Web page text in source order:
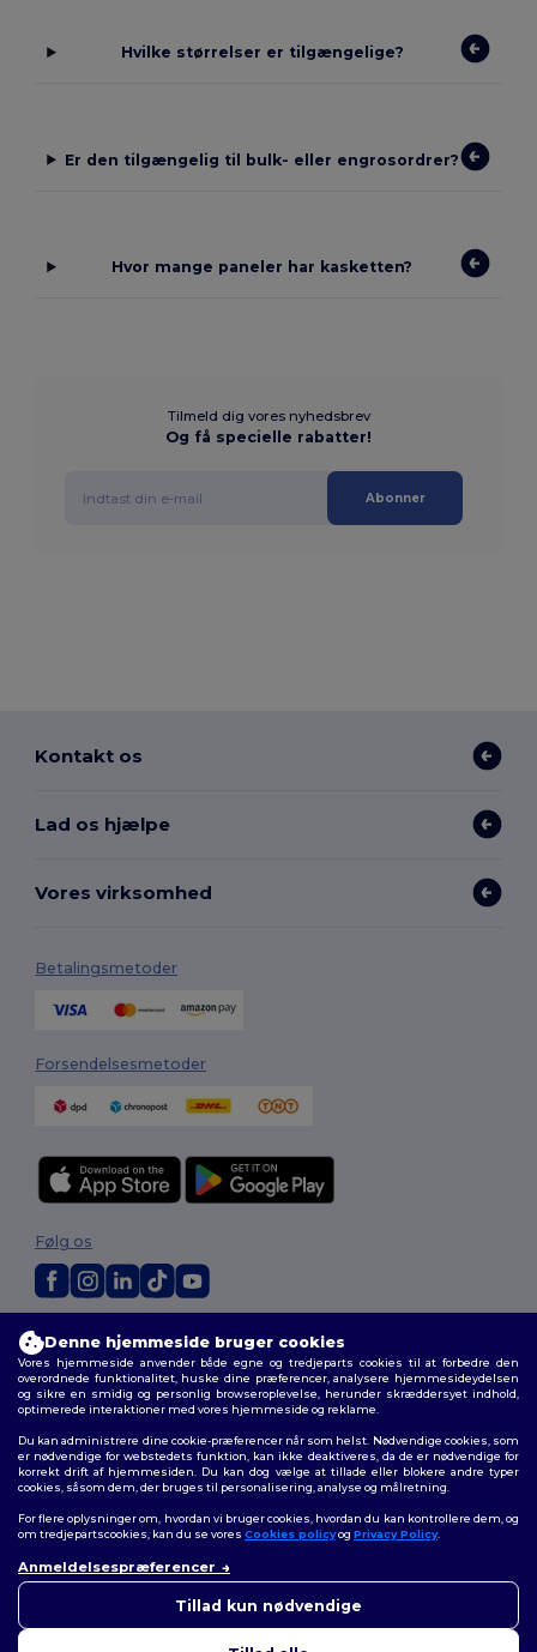
Hvilke størrelser er tilgængelige?
Er den tilgængelig til bulk- eller engrosordrer?
Hvor mange paneler har kasketten?
Tilmeld dig vores nyhedsbrev
Og få specielle rabatter!
Abonner
Kontakt os
Lad os hjælpe
Vores virksomhed
Betalingsmetoder
Forsendelsesmetoder
2026. Alle rettigheder forbeholdes
Vilkår og Betingelser
|Tilpasset politik | Fortrolighedspolitik| Politik for
cookies|Sitemap
Følg os
Denne hjemmeside bruger cookies
Vores hjemmeside anvender både egne og tredjeparts cookies til at forbedre den
overordnede funktionalitet, huske dine præferencer, analysere hjemmesideydelsen
og sikre en smidig og personlig browseroplevelse, herunder skræddersyet indhold,
optimerede interaktioner med vores hjemmeside og reklame.
Du kan administrere dine cookie-præferencer når som helst. Nødvendige cookies, som
er nødvendige for webstedets funktion, kan ikke deaktiveres, da de er nødvendige for
korrekt drift af hjemmesiden. Du kan dog vælge at tillade eller blokere andre typer
cookies, såsom dem, der bruges til personalisering, analyse og målretning.
For flere oplysninger om, hvordan vi bruger cookies, hvordan du kan kontrollere dem, og
om tredjepartscookies, kan du se vores Cookies policyog Privacy Policy.
Anmeldelsespræferencer
Tillad kun nødvendige
bekymringer, kan du kontakte